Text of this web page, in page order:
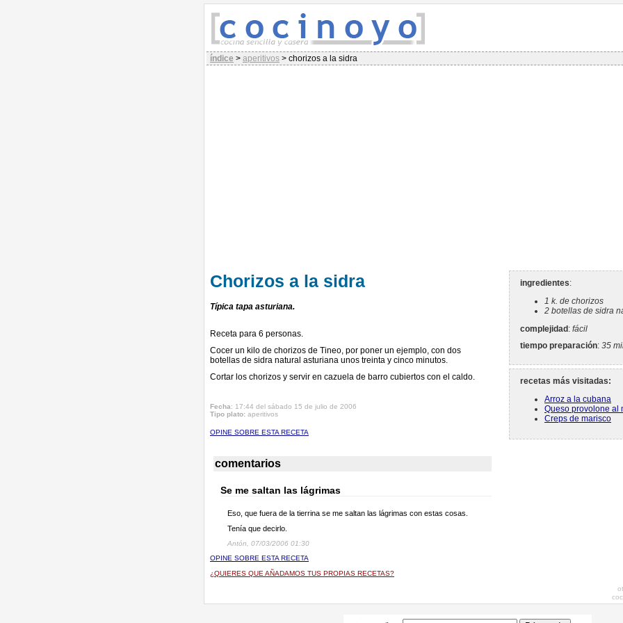
índice > aperitivos > chorizos a la sidra
Chorizos a la sidra
Típica tapa asturiana.
Receta para 6 personas.
Cocer un kilo de chorizos de Tineo, por poner un ejemplo, con dos
botellas de sidra natural asturiana unos treinta y cinco minutos.
Cortar los chorizos y servir en cazuela de barro cubiertos con el caldo.
Fecha: 17:44 del sábado 15 de julio de 2006
Tipo plato: aperitivos
OPINE SOBRE ESTA RECETA
comentarios
Se me saltan las lágrimas
Eso, que fuera de la tierrina se me saltan las lágrimas con estas cosas.
Tenía que decirlo.
Antón, 07/03/2006 01:30
OPINE SOBRE ESTA RECETA
¿QUIERES QUE AÑADAMOS TUS PROPIAS RECETAS?
ingredientes:
1 k. de chorizos
2 botellas de sidra
complejidad : fácil
tiempo preparación: 35
recetas más visitadas:
Arroz a la cubana
Queso provolone al
Creps de marisco